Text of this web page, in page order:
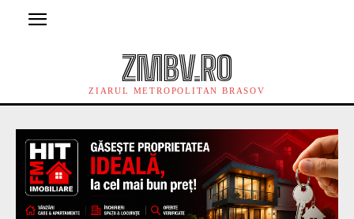
ZMBV.RO
ZIARUL METROPOLITAN BRASOV